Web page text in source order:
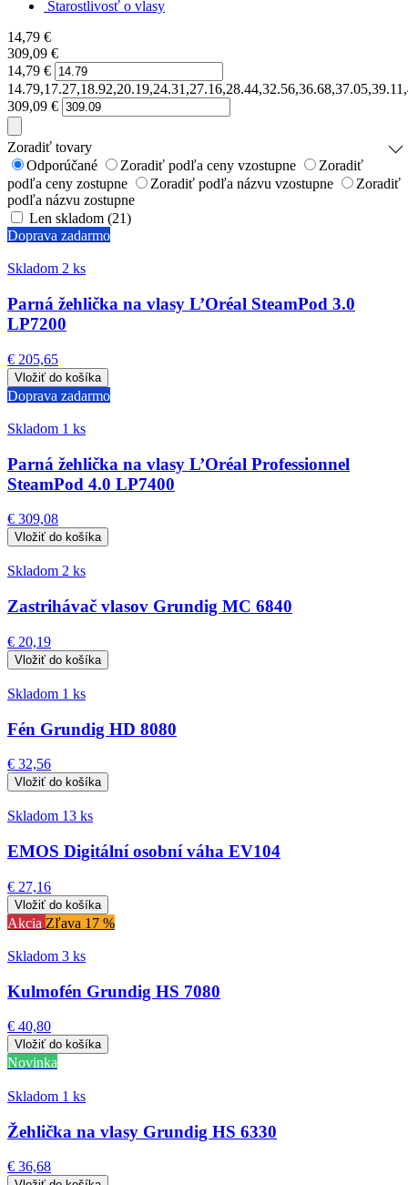
Starostlivosť o vlasy
14,79 €
309,09 €
14,79 €
309,09 €
Zoradiť tovary
Odporúčané
Zoradiť podľa ceny vzostupne
Zoradiť
podľa ceny zostupne
Zoradiť podľa názvu vzostupne
Zoradiť
podľa názvu zostupne
Len skladom (21)
Doprava zadarmo
Skladom 2 ks
Parná žehlička na vlasy L’Oréal SteamPod 3.0
LP7200
€ 205,65
Doprava zadarmo
Skladom 1 ks
Parná žehlička na vlasy L’Oréal Professionnel
SteamPod 4.0 LP7400
€ 309,08
Skladom 2 ks
Zastrihávač vlasov Grundig MC 6840
€ 20,19
Skladom 1 ks
Fén Grundig HD 8080
€ 32,56
Skladom 13 ks
EMOS Digitální osobní váha EV104
€ 27,16
Akcia Zľava 17 %
Skladom 3 ks
Kulmofén Grundig HS 7080
€ 40,80
Novinka
Skladom 1 ks
Žehlička na vlasy Grundig HS 6330
€ 36,68